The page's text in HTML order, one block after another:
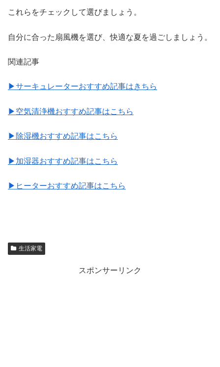
これらをチェックして選びましょう。
自分に合った扇風機を選び、快適な夏を過ごしましょう。
関連記事
▶︎サーキュレーターおすすめ記事はきちら
▶︎空気清浄機おすすめ記事はこちら
▶︎除湿機おすすめ記事はこちら
▶︎加湿器おすすめ記事はこちら
▶︎ヒーターおすすめ記事はこちら
生活家電
スポンサーリンク